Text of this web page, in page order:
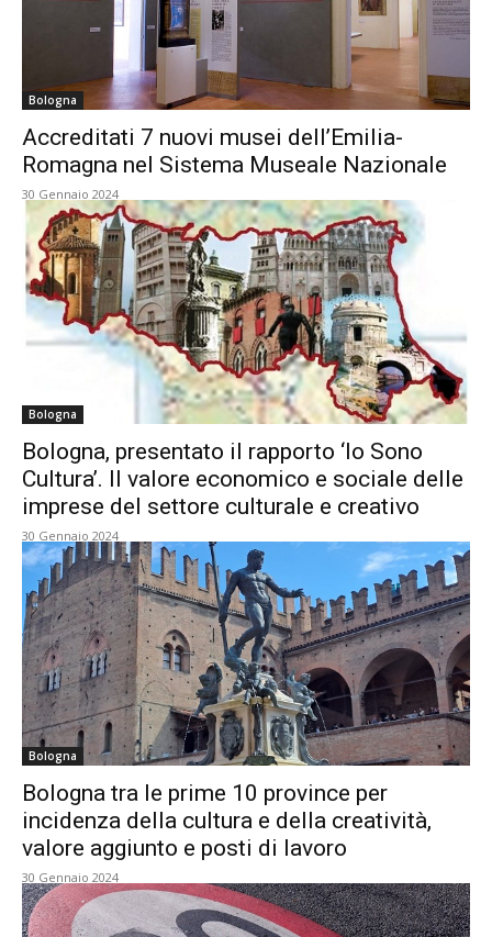
Bologna
Accreditati 7 nuovi musei dell’Emilia-
Romagna nel Sistema Museale Nazionale
30 Gennaio 2024
Bologna
Bologna, presentato il rapporto ‘Io Sono
Cultura’. Il valore economico e sociale delle
imprese del settore culturale e creativo
30 Gennaio 2024
Bologna
Bologna tra le prime 10 province per
incidenza della cultura e della creatività,
valore aggiunto e posti di lavoro
30 Gennaio 2024